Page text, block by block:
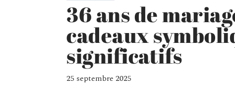
36 ans de
cadeaux
significatifs
25 septembre 2025